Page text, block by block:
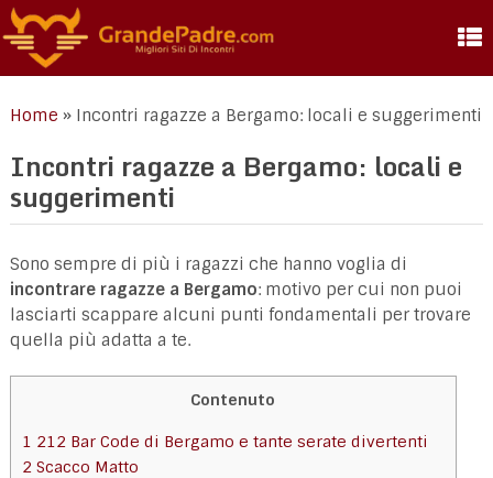
Home » Incontri ragazze a Bergamo: locali e suggerimenti
Incontri ragazze a Bergamo: locali e
suggerimenti
Sono sempre di più i ragazzi che hanno voglia di
incontrare ragazze a Bergamo: motivo per cui non puoi
lasciarti scappare alcuni punti fondamentali per trovare
quella più adatta a te.
Contenuto
1 212 Bar Code di Bergamo e tante serate divertenti
2 Scacco Matto